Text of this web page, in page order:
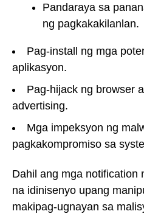
Pandaraya sa
ng pagkakakilanlan.
Pag-install ng mga
aplikasyon.
Pag-hijack ng browser
advertising.
Mga impeksyon ng
pagkakompromiso sa
Dahil ang mga notification
na idinisenyo upang
makipag-ugnayan sa